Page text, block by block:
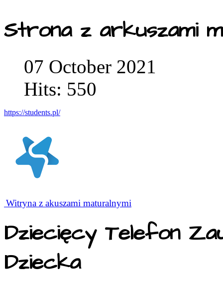
Strona z arkuszami
07 October 2021
Hits: 550
https://students.pl/
Witryna z akuszami maturalnymi
Dziecięcy Telefon
Dziecka